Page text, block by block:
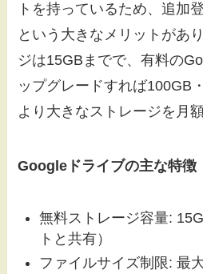
トを持っているため、追加
という大きなメリットがあ
ジは15GBまでで、有料の
ップグレードすれば100GB
より大きなストレージを月
Googleドライブの主な特徴
無料ストレージ容量:
トと共有）
ファイルサイズ制限: 最